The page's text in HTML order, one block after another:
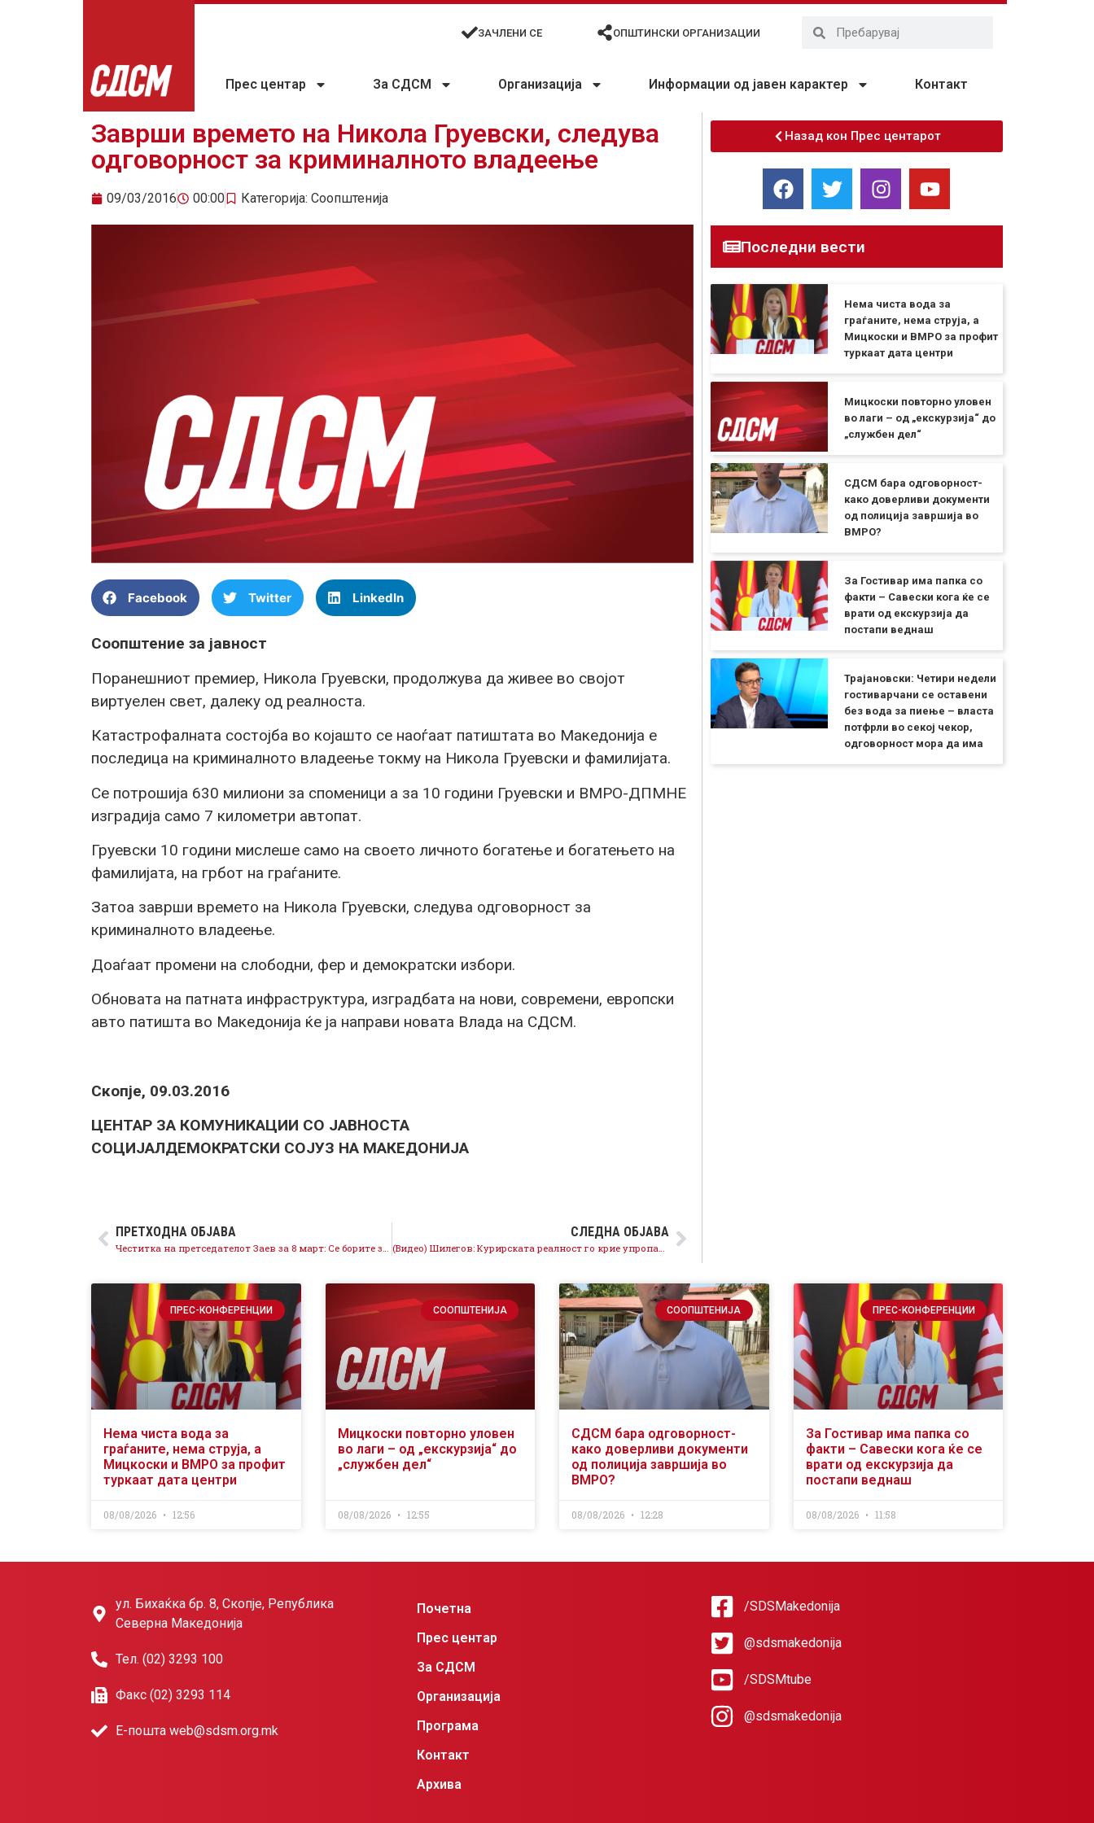
ЗАЧЛЕНИ СЕ ОПШТИНСКИ ОРГАНИЗАЦИИ
Прес центар За СДСМ Организација Информации од јавен карактер Контакт
Заврши времето на Никола Груевски, следува
одговорност за криминалното владеење
09/03/2016 00:00 Категорија: Соопштенија
Facebook Twitter LinkedIn
Соопштение за јавност
Поранешниот премиер, Никола Груевски, продолжува да живее во својот
виртуелен свет, далеку од реалноста.
Катастрофалната состојба во којашто се наоѓаат патиштата во Македонија е
последица на криминалното владеење токму на Никола Груевски и фамилијата.
Се потрошија 630 милиони за споменици а за 10 години Груевски и ВМРО-ДПМНЕ
изградија само 7 километри автопат.
Груевски 10 години мислеше само на своето личното богатење и богатењето на
фамилијата, на грбот на граѓаните.
Затоа заврши времето на Никола Груевски, следува одговорност за
криминалното владеење.
Доаѓаат промени на слободни, фер и демократски избори.
Обновата на патната инфраструктура, изградбата на нови, современи, европски
авто патишта во Македонија ќе ја направи новата Влада на СДСМ.
Скопје, 09.03.2016
ЦЕНТАР ЗА КОМУНИКАЦИИ СО ЈАВНОСТА
СОЦИЈАЛДЕМОКРАТСКИ СОЈУЗ НА МАКЕДОНИЈА
ПРЕТХОДНА ОБЈАВА
Честитка на претседателот Заев за 8 март: Се борите за Македонија
СЛЕДНА ОБЈАВА
(Видео) Шилегов: Курирската реалност го крие упропастеното образование
Назад кон Прес центарот
Последни вести
Нема чиста вода за
граѓаните, нема струја, а
Мицкоски и ВМРО за профит
туркаат дата центри
Мицкоски повторно уловен
во лаги – од „екскурзија“ до
„службен дел“
СДСМ бара одговорност-
како доверливи документи
од полиција завршија во
ВМРО?
За Гостивар има папка со
факти – Савески кога ќе се
врати од екскурзија да
постапи веднаш
Трајановски: Четири недели
гостиварчани се оставени
без вода за пиење – власта
потфрли во секој чекор,
одговорност мора да има
ПРЕС-КОНФЕРЕНЦИИ
Нема чиста вода за
граѓаните, нема струја, а
Мицкоски и ВМРО за профит
туркаат дата центри
08/08/2026 12:56
СООПШТЕНИЈА
Мицкоски повторно уловен
во лаги – од „екскурзија“ до
„службен дел“
08/08/2026 12:55
СООПШТЕНИЈА
СДСМ бара одговорност-
како доверливи документи
од полиција завршија во
ВМРО?
08/08/2026 12:28
ПРЕС-КОНФЕРЕНЦИИ
За Гостивар има папка со
факти – Савески кога ќе се
врати од екскурзија да
постапи веднаш
08/08/2026 11:58
ул. Бихаќка бр. 8, Скопје, Република
Северна Македонија
Тел. (02) 3293 100
Факс (02) 3293 114
Е-пошта web@sdsm.org.mk
Почетна
Прес центар
За СДСМ
Организација
Програма
Контакт
Архива
/SDSMakedonija
@sdsmakedonija
/SDSMtube
@sdsmakedonija